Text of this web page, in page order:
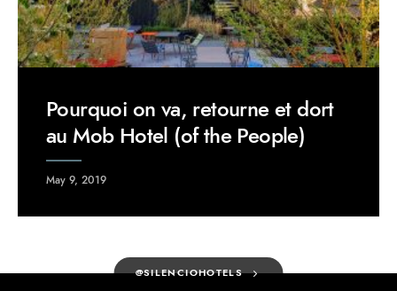
Pourquoi on va, retourne et dort
au Mob Hotel (of the People)
May 9, 2019
@SILENCIOHOTELS